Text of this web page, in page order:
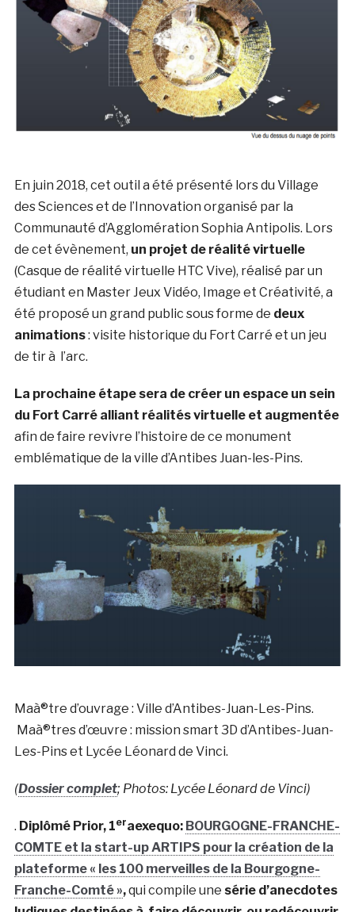
En juin 2018, cet outil a été présenté lors du Village
des Sciences et de l’Innovation organisé par la
Communauté d’Agglomération Sophia Antipolis. Lors
de cet évènement, un projet de réalité virtuelle
(Casque de réalité virtuelle HTC Vive), réalisé par un
étudiant en Master Jeux Vidéo, Image et Créativité, a
été proposé un grand public sous forme de deux
animations: visite historique du Fort Carré et un jeu
de tir à l’arc.
La prochaine étape sera de créer un espace un sein
du Fort Carré alliant réalités virtuelle et augmentée
afin de faire revivre l’histoire de ce monument
emblématique de la ville d’Antibes Juan-les-Pins.
Maà®tre d’ouvrage : Ville d’Antibes-Juan-Les-Pins.
Maà®tres d’œuvre : mission smart 3D d’Antibes-Juan-
Les-Pins et Lycée Léonard de Vinci.
(Dossier complet; Photos: Lycée Léonard de Vinci)
. Diplômé Prior, 1eraexequo: BOURGOGNE-FRANCHE-
COMTE et la start-up ARTIPS pour la création de la
plateforme « les 100 merveilles de la Bourgogne-
Franche-Comté »,qui compile une série d’anecdotes